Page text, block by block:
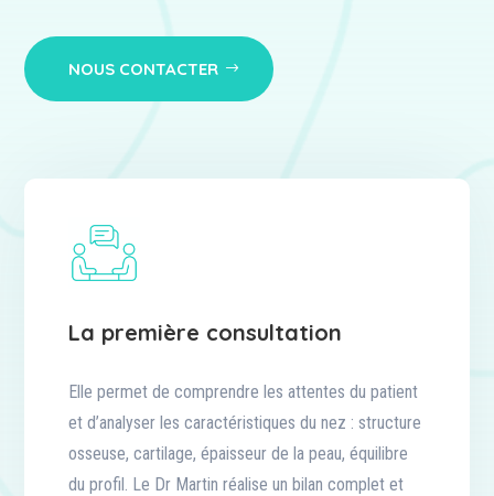
NOUS CONTACTER
La première consultation
Elle permet de comprendre les attentes du patient
et d’analyser les caractéristiques du nez : structure
osseuse, cartilage, épaisseur de la peau, équilibre
du profil. Le Dr Martin réalise un bilan complet et